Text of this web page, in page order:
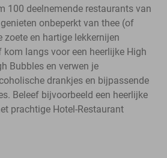
100 deelnemende restaurants van
onbeperkt van thee (of
zoete en hartige lekkernijen
kom langs voor een heerlijke High
Bubbles en verwen je
drankjes en bijpassende
Beleef bijvoorbeeld een heerlijke
prachtige Hotel-Restaurant